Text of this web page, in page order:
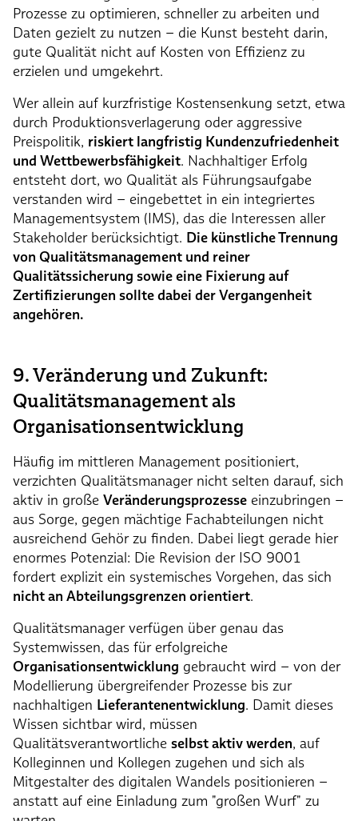
Prozesse zu optimieren, schneller zu arbeiten und
Daten gezielt zu nutzen – die Kunst besteht darin,
gute Qualität nicht auf Kosten von Effizienz zu
erzielen und umgekehrt.
Wer allein auf kurzfristige Kostensenkung setzt, etwa
durch Produktionsverlagerung oder aggressive
Preispolitik, riskiert langfristig Kundenzufriedenheit
und Wettbewerbsfähigkeit. Nachhaltiger Erfolg
entsteht dort, wo Qualität als Führungsaufgabe
verstanden wird – eingebettet in ein integriertes
Managementsystem (IMS), das die Interessen aller
Stakeholder berücksichtigt. Die künstliche Trennung
von Qualitätsmanagement und reiner
Qualitätssicherung sowie eine Fixierung auf
Zertifizierungen sollte dabei der Vergangenheit
angehören.
9. Veränderung und Zukunft:
Qualitätsmanagement als
Organisationsentwicklung
Häufig im mittleren Management positioniert,
verzichten Qualitätsmanager nicht selten darauf, sich
aktiv in große Veränderungsprozesse einzubringen –
aus Sorge, gegen mächtige Fachabteilungen nicht
ausreichend Gehör zu finden. Dabei liegt gerade hier
enormes Potenzial: Die Revision der ISO 9001
fordert explizit ein systemisches Vorgehen, das sich
nicht an Abteilungsgrenzen orientiert.
Qualitätsmanager verfügen über genau das
Systemwissen, das für erfolgreiche
Organisationsentwicklung gebraucht wird – von der
Modellierung übergreifender Prozesse bis zur
nachhaltigen Lieferantenentwicklung. Damit dieses
Wissen sichtbar wird, müssen
Qualitätsverantwortliche selbst aktiv werden, auf
Kolleginnen und Kollegen zugehen und sich als
Mitgestalter des digitalen Wandels positionieren –
anstatt auf eine Einladung zum "großen Wurf" zu